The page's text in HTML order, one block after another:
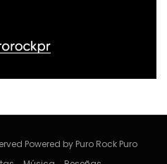
Powered by Puro Rock Puro